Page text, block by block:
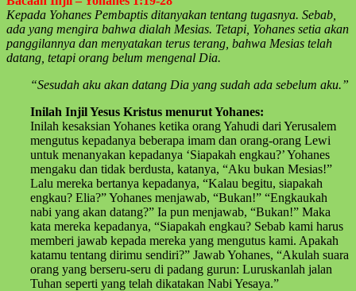
Kepada Yohanes Pembaptis ditanyakan tentang tugasnya. Sebab,
ada yang mengira bahwa dialah Mesias. Tetapi, Yohanes setia akan
panggilannya dan menyatakan terus terang, bahwa Mesias telah
datang, tetapi orang belum mengenal Dia.
“Sesudah aku akan datang Dia yang sudah ada sebelum aku.”
Inilah Injil Yesus Kristus menurut Yohanes:
Inilah kesaksian Yohanes ketika orang Yahudi dari Yerusalem
mengutus kepadanya beberapa imam dan orang-orang Lewi
untuk menanyakan kepadanya ‘Siapakah engkau?’ Yohanes
mengaku dan tidak berdusta, katanya, “Aku bukan Mesias!”
Lalu mereka bertanya kepadanya, “Kalau begitu, siapakah
engkau? Elia?” Yohanes menjawab, “Bukan!” “Engkaukah
nabi yang akan datang?” Ia pun menjawab, “Bukan!” Maka
kata mereka kepadanya, “Siapakah engkau? Sebab kami harus
memberi jawab kepada mereka yang mengutus kami. Apakah
katamu tentang dirimu sendiri?” Jawab Yohanes, “Akulah suara
orang yang berseru-seru di padang gurun: Luruskanlah jalan
Tuhan seperti yang telah dikatakan Nabi Yesaya.”